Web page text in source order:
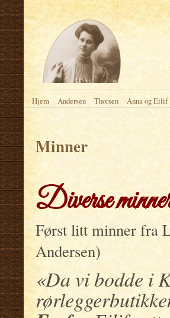
Hjem Andersen Thorsen Anna og Eilif
Minner
Diverse
Først litt minner fra
Andersen)
«Da vi bodde i